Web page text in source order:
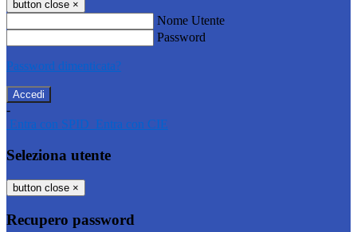
button close ×
Nome Utente
Password
Password dimenticata?
-
Entra con SPID Entra con CIE
Seleziona utente
button close ×
Recupero password